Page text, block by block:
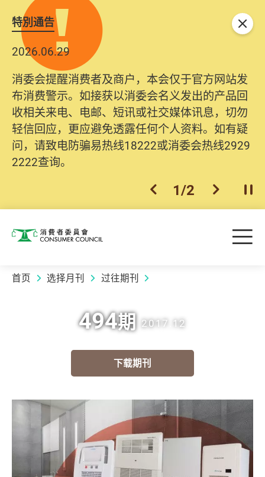
特別通告
2026.06.29
消委会提醒消费者及商户，本会仅于官方网站发
布消费警示。如接获以消委会名义发出的产品回
收相关来电、电邮、短讯或社交媒体讯息，切勿
轻信回应，更应避免透露任何个人资料。如有疑
问，请致电防骗易热线18222或消委会热线2929
2222查询。
上一个
1/2 下一个开
关闭
消费者委员会 目
首页 选择月刊 过往期刊
494期 2017.12
下载期刊